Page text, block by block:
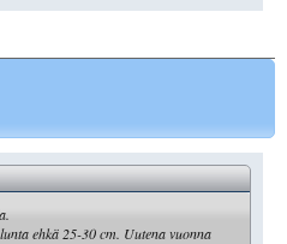
ehkä 25-30 cm. Uutena vuonna